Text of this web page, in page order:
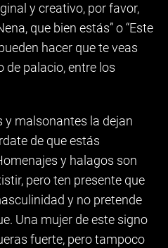
y creativo, por favor,
que bien estás” o “Este
hacer que te veas
palacio, entre los
y malsonantes la dejan
de que estás
y halagos son
pero ten presente que
y no pretende
Una mujer de este signo
fuerte, pero tampoco